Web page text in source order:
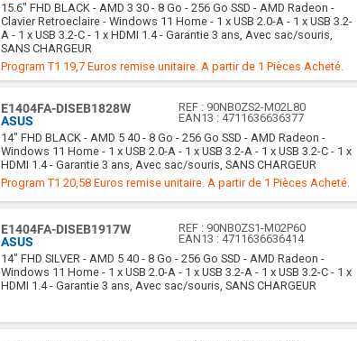
15.6" FHD BLACK - AMD 3 30 - 8 Go - 256 Go SSD - AMD Radeon -
Clavier Retroeclaire - Windows 11 Home - 1 x USB 2.0-A - 1 x USB 3.2-
A - 1 x USB 3.2-C - 1 x HDMI 1.4 - Garantie 3 ans, Avec sac/souris,
SANS CHARGEUR
Program T1 19,7 Euros remise unitaire. A partir de 1 Pièces Acheté.
E1404FA-DISEB1828W
ASUS
REF : 90NB0ZS2-M02L80
EAN13 : 4711636636377
14" FHD BLACK - AMD 5 40 - 8 Go - 256 Go SSD - AMD Radeon -
Windows 11 Home - 1 x USB 2.0-A - 1 x USB 3.2-A - 1 x USB 3.2-C - 1 x
HDMI 1.4 - Garantie 3 ans, Avec sac/souris, SANS CHARGEUR
Program T1 20,58 Euros remise unitaire. A partir de 1 Pièces Acheté.
E1404FA-DISEB1917W
ASUS
REF : 90NB0ZS1-M02P60
EAN13 : 4711636636414
14" FHD SILVER - AMD 5 40 - 8 Go - 256 Go SSD - AMD Radeon -
Windows 11 Home - 1 x USB 2.0-A - 1 x USB 3.2-A - 1 x USB 3.2-C - 1 x
HDMI 1.4 - Garantie 3 ans, Avec sac/souris, SANS CHARGEUR